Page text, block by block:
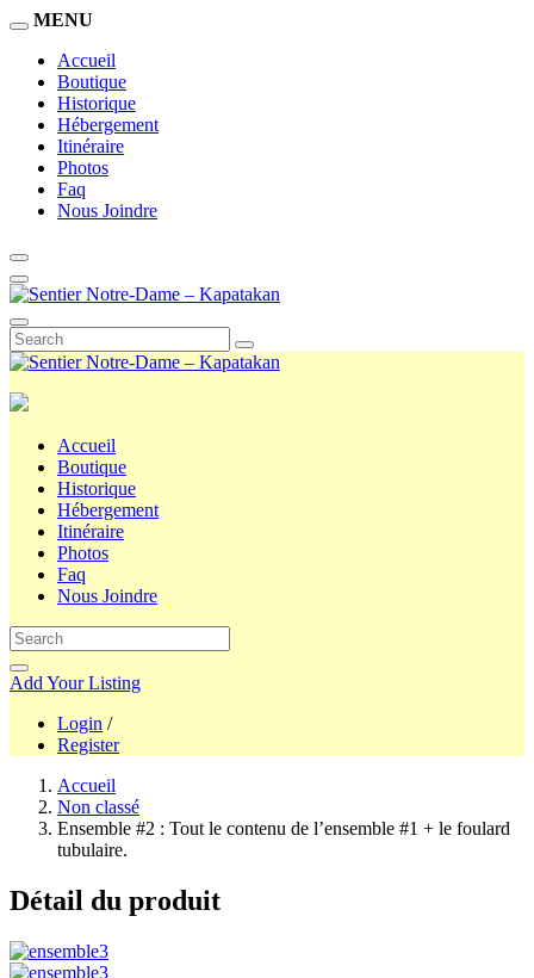
MENU
Accueil
Boutique
Historique
Hébergement
Itinéraire
Photos
Faq
Nous Joindre
Accueil
Boutique
Historique
Hébergement
Itinéraire
Photos
Faq
Nous Joindre
Add Your Listing
Login /
Register
Accueil
Non classé
Ensemble #2 : Tout le contenu de l’ensemble #1 + le foulard
tubulaire.
Détail du produit